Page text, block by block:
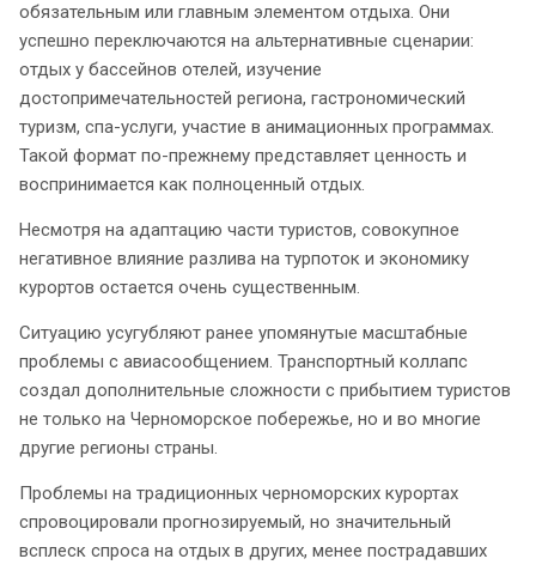
обязательным или главным элементом отдыха. Они
успешно переключаются на альтернативные сценарии:
отдых у бассейнов отелей, изучение
достопримечательностей региона, гастрономический
туризм, спа-услуги, участие в анимационных программах.
Такой формат по-прежнему представляет ценность и
воспринимается как полноценный отдых.
Несмотря на адаптацию части туристов, совокупное
негативное влияние разлива на турпоток и экономику
курортов остается очень существенным.
Ситуацию усугубляют ранее упомянутые масштабные
проблемы с авиасообщением. Транспортный коллапс
создал дополнительные сложности с прибытием туристов
не только на Черноморское побережье, но и во многие
другие регионы страны.
Проблемы на традиционных черноморских курортах
спровоцировали прогнозируемый, но значительный
всплеск спроса на отдых в других, менее пострадавших